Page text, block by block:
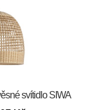
svítidlo SIWA